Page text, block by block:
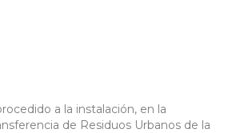
a la instalación, en la
de Residuos Urbanos de la